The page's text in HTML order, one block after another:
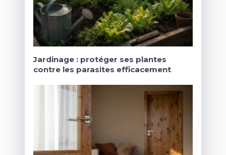
Jardinage : protéger ses plantes
contre les parasites efficacement